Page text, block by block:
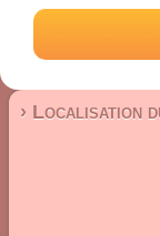
› Localisation